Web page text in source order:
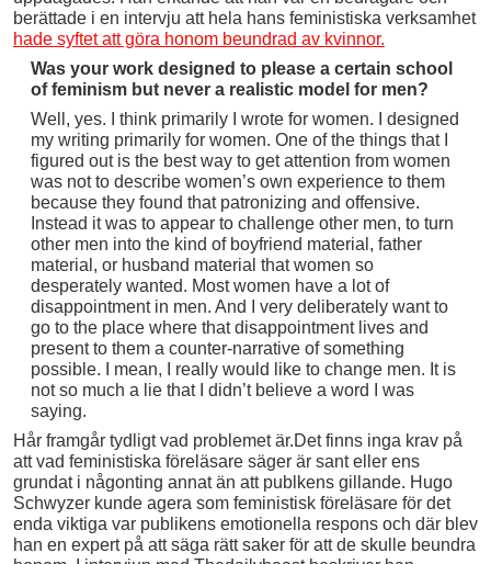
berättade i en intervju att hela hans feministiska verksamhet
hade syftet att göra honom beundrad av kvinnor.
Was your work designed to please a certain school
of feminism but never a realistic model for men?
Well, yes. I think primarily I wrote for women. I designed
my writing primarily for women. One of the things that I
figured out is the best way to get attention from women
was not to describe women’s own experience to them
because they found that patronizing and offensive.
Instead it was to appear to challenge other men, to turn
other men into the kind of boyfriend material, father
material, or husband material that women so
desperately wanted. Most women have a lot of
disappointment in men. And I very deliberately want to
go to the place where that disappointment lives and
present to them a counter-narrative of something
possible. I mean, I really would like to change men. It is
not so much a lie that I didn’t believe a word I was
saying.
Hår framgår tydligt vad problemet är.Det finns inga krav på
att vad feministiska föreläsare säger är sant eller ens
grundat i någonting annat än att publkens gillande. Hugo
Schwyzer kunde agera som feministisk föreläsare för det
enda viktiga var publikens emotionella respons och där blev
han en expert på att säga rätt saker för att de skulle beundra